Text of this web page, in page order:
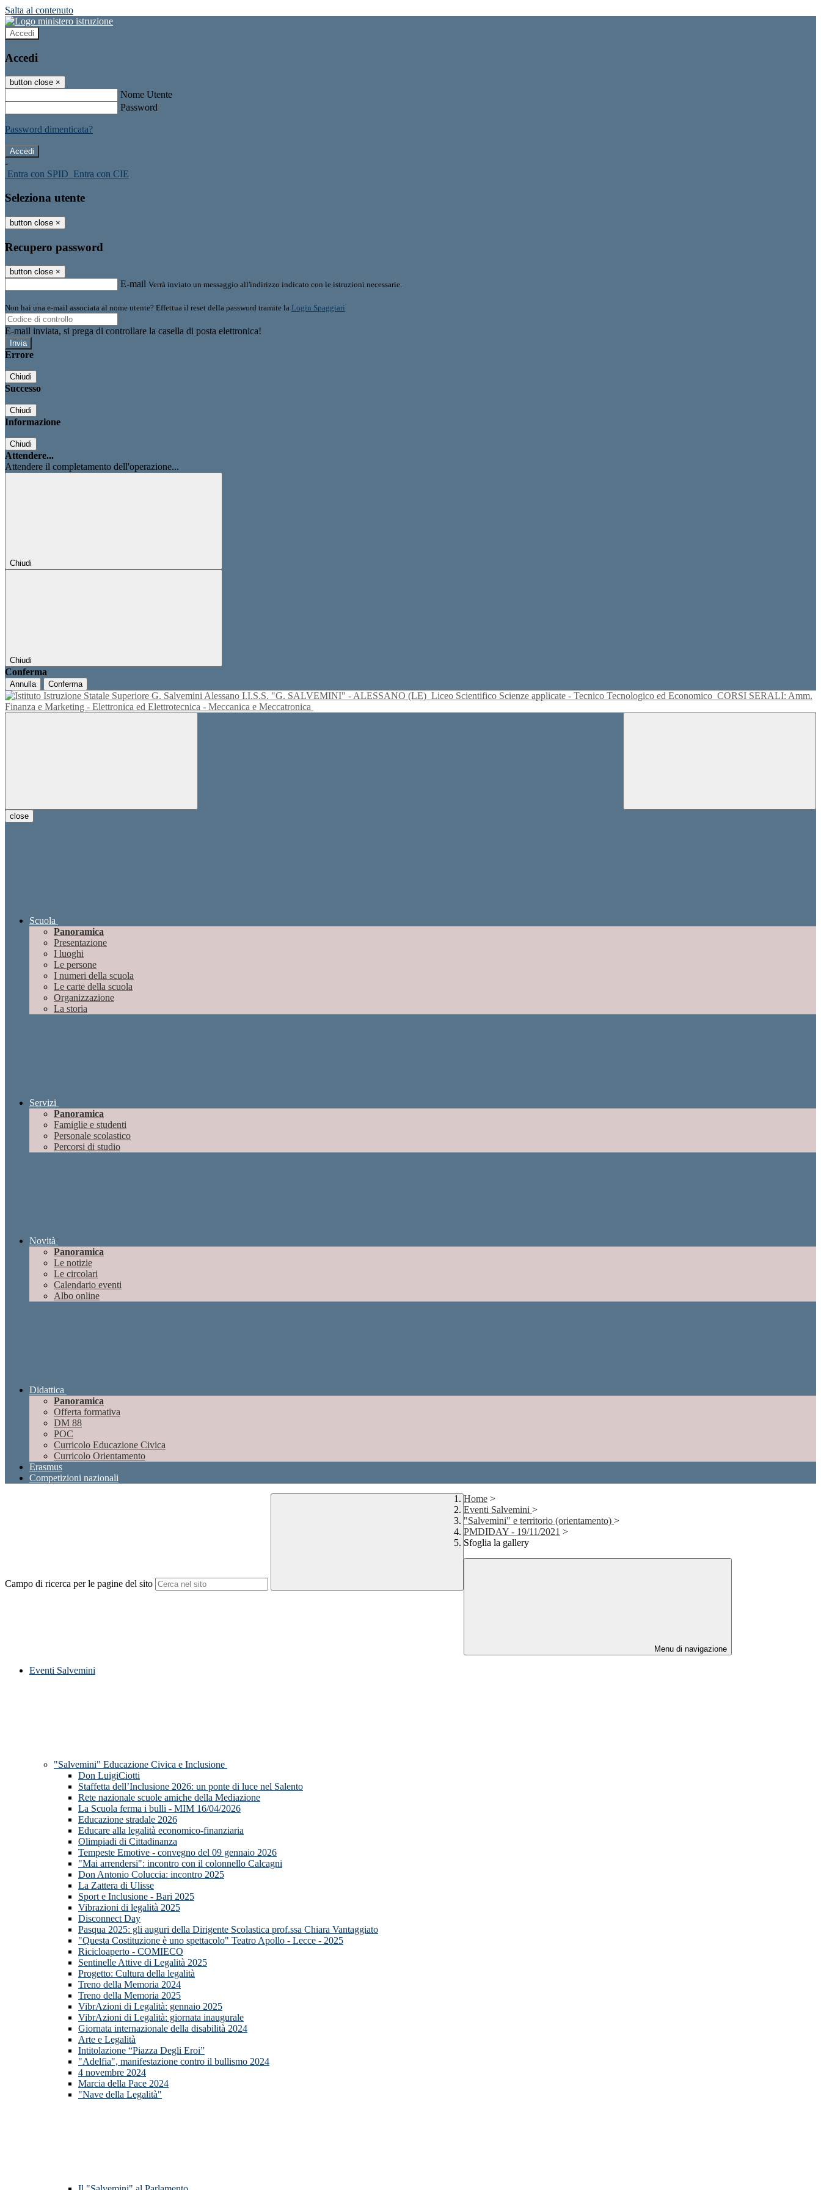
Salta al contenuto
Accedi
Accedi
button close ×
Nome Utente
Password
Password dimenticata?
-
Entra con SPID Entra con CIE
Seleziona utente
button close ×
Recupero password
button close ×
E-mail Verrà inviato un messaggio all'indirizzo indicato con le istruzioni necessarie.
Non hai una e-mail associata al nome utente? Effettua il reset della password tramite la Login Spaggiari
E-mail inviata, si prega di controllare la casella di posta elettronica!
Errore
Chiudi
Successo
Chiudi
Informazione
Chiudi
Attendere...
Attendere il completamento dell'operazione...
Chiudi
Chiudi
Conferma
Annulla Conferma
I.I.S.S. "G. SALVEMINI" - ALESSANO (LE) Liceo Scientifico Scienze applicate - Tecnico Tecnologico ed Economico CORSI SERALI: Amm.
Finanza e Marketing - Elettronica ed Elettrotecnica - Meccanica e Meccatronica
close
Scuola
Panoramica
Presentazione
I luoghi
Le persone
I numeri della scuola
Le carte della scuola
Organizzazione
La storia
Servizi
Panoramica
Famiglie e studenti
Personale scolastico
Percorsi di studio
Novità
Panoramica
Le notizie
Le circolari
Calendario eventi
Albo online
Didattica
Panoramica
Offerta formativa
DM 88
POC
Curricolo Educazione Civica
Curricolo Orientamento
Erasmus
Competizioni nazionali
Campo di ricerca per le pagine del sito
Home >
Eventi Salvemini >
"Salvemini" e territorio (orientamento) >
PMDIDAY - 19/11/2021 >
Sfoglia la gallery
Menu di navigazione
Eventi Salvemini
"Salvemini" Educazione Civica e Inclusione
Don LuigiCiotti
Staffetta dell’Inclusione 2026: un ponte di luce nel Salento
Rete nazionale scuole amiche della Mediazione
La Scuola ferma i bulli - MIM 16/04/2026
Educazione stradale 2026
Educare alla legalità economico-finanziaria
Olimpiadi di Cittadinanza
Tempeste Emotive - convegno del 09 gennaio 2026
"Mai arrendersi": incontro con il colonnello Calcagni
Don Antonio Coluccia: incontro 2025
La Zattera di Ulisse
Sport e Inclusione - Bari 2025
Vibrazioni di legalità 2025
Disconnect Day
Pasqua 2025: gli auguri della Dirigente Scolastica prof.ssa Chiara Vantaggiato
"Questa Costituzione è uno spettacolo" Teatro Apollo - Lecce - 2025
Ricicloaperto - COMIECO
Sentinelle Attive di Legalità 2025
Progetto: Cultura della legalità
Treno della Memoria 2024
Treno della Memoria 2025
VibrAzioni di Legalità: gennaio 2025
VibrAzioni di Legalità: giornata inaugurale
Giornata internazionale della disabilità 2024
Arte e Legalità
Intitolazione “Piazza Degli Eroi”
"Adelfia", manifestazione contro il bullismo 2024
4 novembre 2024
Marcia della Pace 2024
"Nave della Legalità"